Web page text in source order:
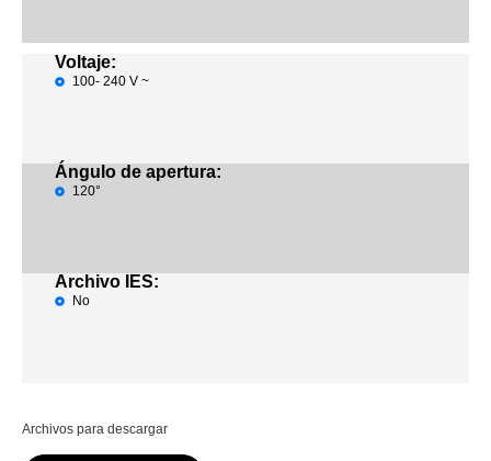
Voltaje:
100- 240 V ~
Ángulo de apertura:
120°
Archivo IES:
No
Archivos para descargar